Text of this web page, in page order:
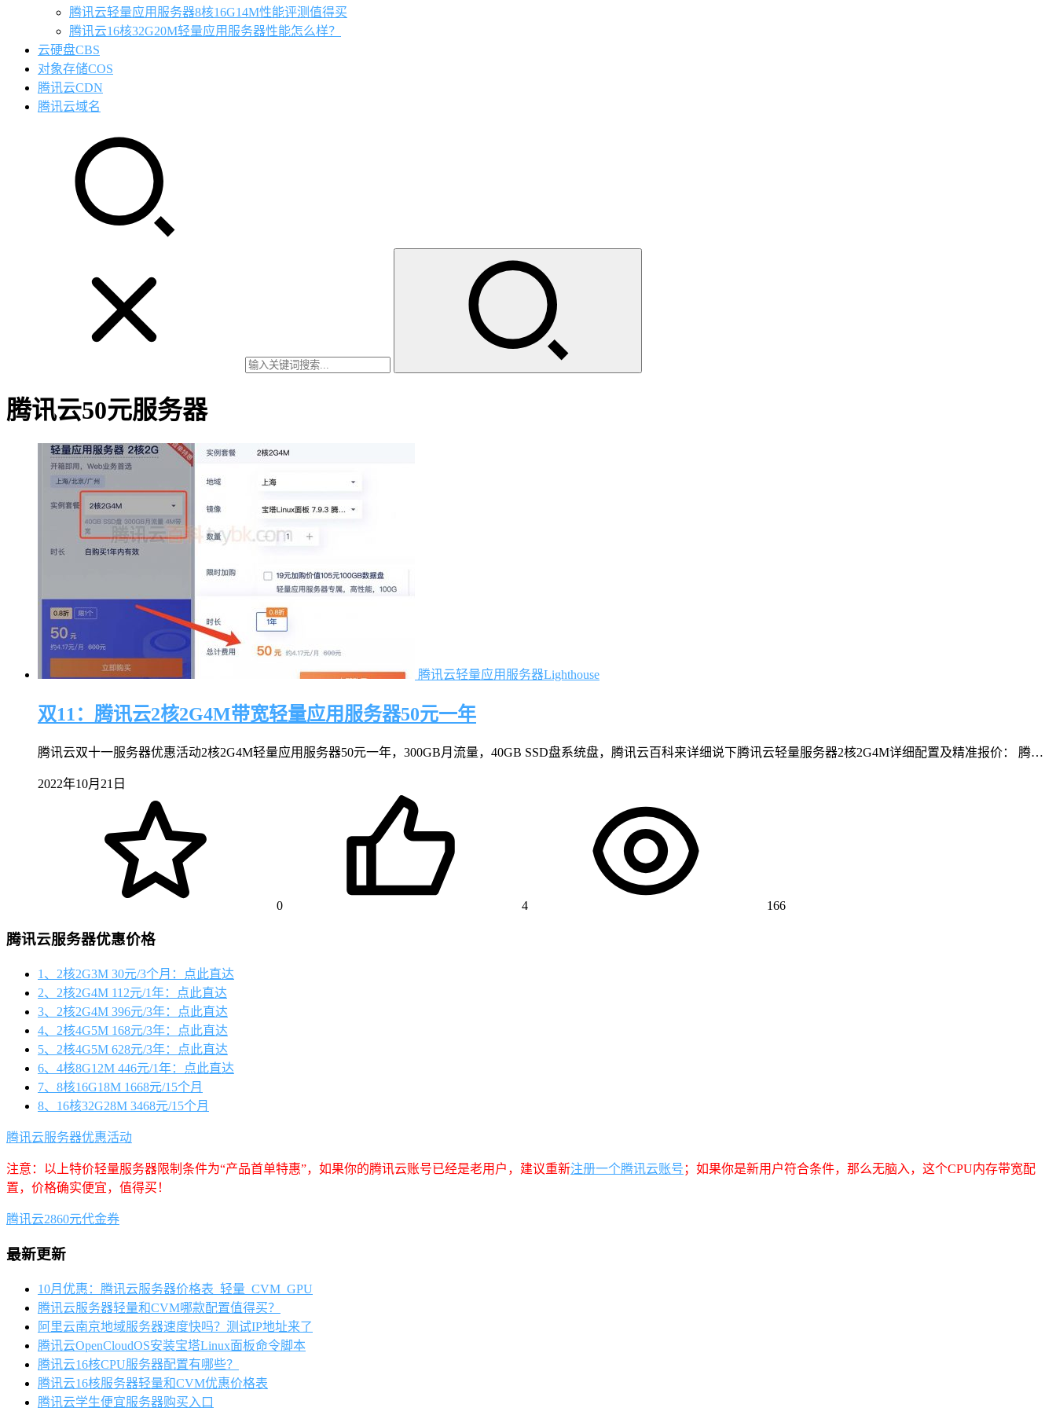
腾讯云轻量应用服务器8核16G14M性能评测值得买
腾讯云16核32G20M轻量应用服务器性能怎么样？
云硬盘CBS
对象存储COS
腾讯云CDN
腾讯云域名
腾讯云50元服务器
腾讯云轻量应用服务器Lighthouse
双11：腾讯云2核2G4M带宽轻量应用服务器50元一年
腾讯云双十一服务器优惠活动2核2G4M轻量应用服务器50元一年，300GB月流量，40GB SSD盘系统盘，腾讯云百科来详细说下腾讯云轻量服务器2核2G4M详细配置及精准报价： 腾…
2022年10月21日
0 4 166
腾讯云服务器优惠价格
1、2核2G3M 30元/3个月：点此直达
2、2核2G4M 112元/1年：点此直达
3、2核2G4M 396元/3年：点此直达
4、2核4G5M 168元/3年：点此直达
5、2核4G5M 628元/3年：点此直达
6、4核8G12M 446元/1年：点此直达
7、8核16G18M 1668元/15个月
8、16核32G28M 3468元/15个月
腾讯云服务器优惠活动
注意：以上特价轻量服务器限制条件为“产品首单特惠”，如果你的腾讯云账号已经是老用户，建议重新注册一个腾讯云账号 ；如果你是新用户符合条件，那么无脑入，这个CPU内存带宽配
置，价格确实便宜，值得买！
腾讯云2860元代金券
最新更新
10月优惠：腾讯云服务器价格表_轻量_CVM_GPU
腾讯云服务器轻量和CVM哪款配置值得买？
阿里云南京地域服务器速度快吗？测试IP地址来了
腾讯云OpenCloudOS安装宝塔Linux面板命令脚本
腾讯云16核CPU服务器配置有哪些？
腾讯云16核服务器轻量和CVM优惠价格表
腾讯云学生便宜服务器购买入口